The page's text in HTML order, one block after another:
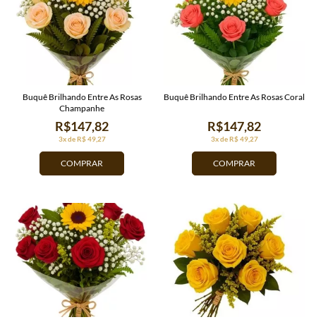
COMPRAR
3x de R$ 49,27
R$147,82
Buquê Brilhando Entre As Rosas
Champanhe
COMPRAR
3x de R$ 49,27
R$147,82
Buquê Brilhando Entre As Rosas Coral